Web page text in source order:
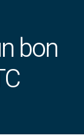
bon